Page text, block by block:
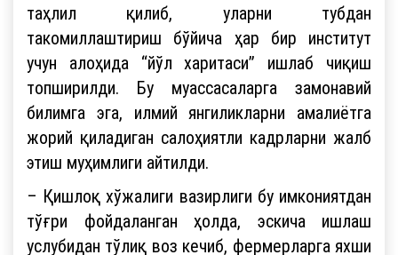
таҳлил қилиб, уларни тубдан
такомиллаштириш бўйича ҳар бир институт
учун алоҳида “йўл харитаси” ишлаб чиқиш
топширилди. Бу муассасаларга замонавий
билимга эга, илмий янгиликларни амалиётга
жорий қиладиган салоҳиятли кадрларни жалб
этиш муҳимлиги айтилди.
– Қишлоқ хўжалиги вазирлиги бу имкониятдан
тўғри фойдаланган ҳолда, эскича ишлаш
услубидан тўлиқ воз кечиб, фермерларга яхши